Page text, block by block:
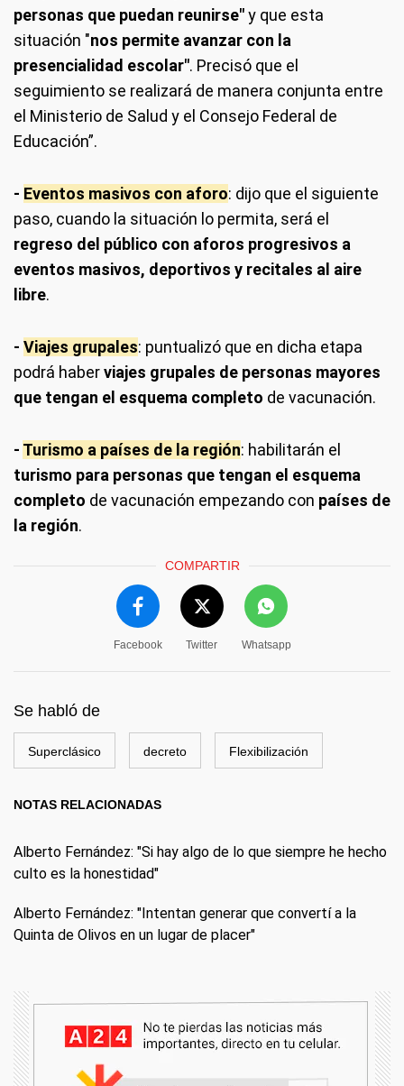
personas que puedan reunirse"y que esta
situación "nos permite avanzar con la
presencialidad escolar". Precisó que el
seguimiento se realizará de manera conjunta entre
el Ministerio de Salud y el Consejo Federal de
Educación”.
- Eventos masivos con aforo: dijo que el siguiente
paso, cuando la situación lo permita, será el
regreso del público con aforos progresivos a
eventos masivos, deportivos y recitales al aire
libre.
- Viajes grupales: puntualizó que en dicha etapa
podrá haberviajes grupales de personas mayores
que tengan el esquema completo de vacunación.
- Turismo a países de la región: habilitarán el
turismo para personas que tengan el esquema
completo de vacunación empezando con países de
la región.
COMPARTIR
Facebook Twitter Whatsapp
Se habló de
Superclásico decreto Flexibilización
NOTAS RELACIONADAS
Alberto Fernández: "Si hay algo de lo que siempre he hecho
culto es la honestidad"
Alberto Fernández: "Intentan generar que convertí a la
Quinta de Olivos en un lugar de placer"